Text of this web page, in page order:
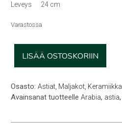
Leveys 24 cm
Varastossa
maisema
soppaskooli
LISÄÄ OSTOSKORIIN
Osasto: Astiat, Maljakot, Keramiikka
Avainsanat tuotteelle Arabia, astia,